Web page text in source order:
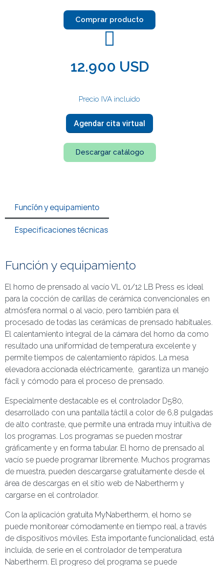
Comprar producto
12.900 USD
Precio IVA incluido
Agendar cita virtual
Descargar catálogo
Funcíón y equipamiento
Especificaciones técnicas
Función y equipamiento
El horno de prensado al vacío VL 01/12 LB Press es ideal
para la cocción de carillas de cerámica convencionales en
atmósfera normal o al vacío, pero también para el
procesado de todas las cerámicas de prensado habituales.
El calentamiento integral de la cámara del horno da como
resultado una uniformidad de temperatura excelente y
permite tiempos de calentamiento rápidos. La mesa
elevadora accionada eléctricamente, garantiza un manejo
fácil y cómodo para el proceso de prensado.
Especialmente destacable es el controlador D580,
desarrollado con una pantalla táctil a color de 6,8 pulgadas
de alto contraste, que permite una entrada muy intuitiva de
los programas. Los programas se pueden mostrar
gráficamente y en forma tabular. El horno de prensado al
vacío se puede programar libremente. Muchos programas
de muestra, pueden descargarse gratuitamente desde el
área de descargas en el sitio web de Nabertherm y
cargarse en el controlador.
Con la aplicación gratuita MyNabertherm, el horno se
puede monitorear cómodamente en tiempo real, a través
de dispositivos móviles. Esta importante funcionalidad, está
incluida, de serie en el controlador de temperatura
Nabertherm. El progreso del programa se puede